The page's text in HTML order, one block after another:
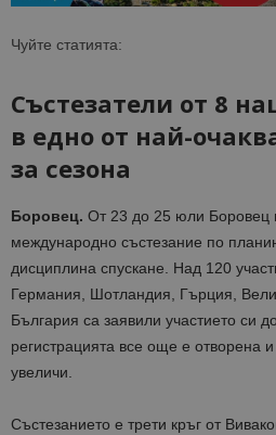
Чуйте статията:
Състезатели от 8
в едно от най-
за сезона
Боровец. От 23 до 25 юли Боровец
международно състезание по
дисциплина спускане. Над 120
Германия, Шотландия, Гърция,
България са заявили участието си
регистрацията все още е отворена
увеличи.
Състезанието е трети кръг от